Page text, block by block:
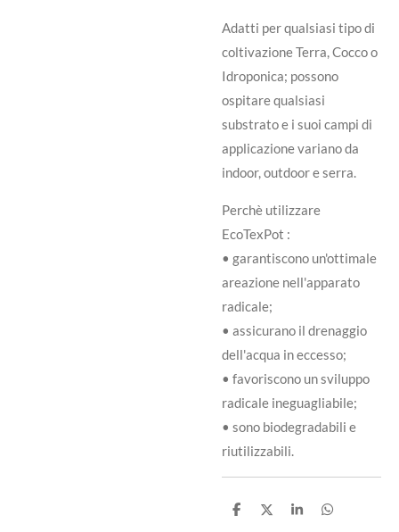
Adatti per qualsiasi tipo di
coltivazione Terra, Cocco o
Idroponica; possono
ospitare qualsiasi
substrato e i suoi campi di
applicazione variano da
indoor, outdoor e serra.
Perchè utilizzare
EcoTexPot :
• garantiscono un'ottimale
areazione nell'apparato
radicale;
• assicurano il drenaggio
dell'acqua in eccesso;
• favoriscono un sviluppo
radicale ineguagliabile;
• sono biodegradabili e
riutilizzabili.
C
C
C
C